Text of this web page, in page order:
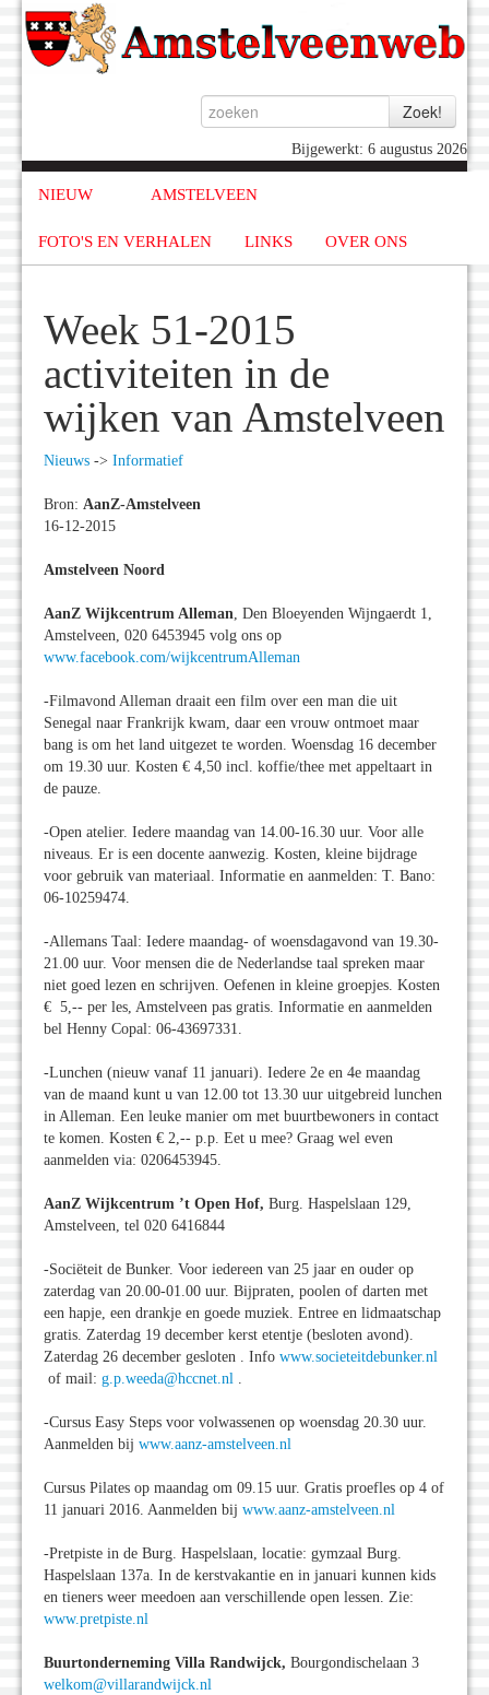
Bijgewerkt: 6 augustus 2026
NIEUW AMSTELVEEN
FOTO'S EN VERHALEN LINKS OVER ONS
Week 51-2015
activiteiten in de
wijken van Amstelveen
Nieuws -> Informatief
Bron: AanZ-Amstelveen
16-12-2015
Amstelveen Noord
AanZ Wijkcentrum Alleman, Den Bloeyenden Wijngaerdt 1,
Amstelveen, 020 6453945 volg ons op
www.facebook.com/wijkcentrumAlleman
-Filmavond Alleman draait een film over een man die uit
Senegal naar Frankrijk kwam, daar een vrouw ontmoet maar
bang is om het land uitgezet te worden. Woensdag 16 december
om 19.30 uur. Kosten € 4,50 incl. koffie/thee met appeltaart in
de pauze.
-Open atelier. Iedere maandag van 14.00-16.30 uur. Voor alle
niveaus. Er is een docente aanwezig. Kosten, kleine bijdrage
voor gebruik van materiaal. Informatie en aanmelden: T. Bano:
06-10259474.
-Allemans Taal: Iedere maandag- of woensdagavond van 19.30-
21.00 uur. Voor mensen die de Nederlandse taal spreken maar
niet goed lezen en schrijven. Oefenen in kleine groepjes. Kosten
€ 5,-- per les, Amstelveen pas gratis. Informatie en aanmelden
bel Henny Copal: 06-43697331.
-Lunchen (nieuw vanaf 11 januari). Iedere 2e en 4e maandag
van de maand kunt u van 12.00 tot 13.30 uur uitgebreid lunchen
in Alleman. Een leuke manier om met buurtbewoners in contact
te komen. Kosten € 2,-- p.p. Eet u mee? Graag wel even
aanmelden via: 0206453945.
AanZ Wijkcentrum ’t Open Hof, Burg. Haspelslaan 129,
Amstelveen, tel 020 6416844
-Sociëteit de Bunker. Voor iedereen van 25 jaar en ouder op
zaterdag van 20.00-01.00 uur. Bijpraten, poolen of darten met
een hapje, een drankje en goede muziek. Entree en lidmaatschap
gratis. Zaterdag 19 december kerst etentje (besloten avond).
Zaterdag 26 december gesloten . Info www.societeitdebunker.nl
of mail: g.p.weeda@hccnet.nl .
-Cursus Easy Steps voor volwassenen op woensdag 20.30 uur.
Aanmelden bij www.aanz-amstelveen.nl
Cursus Pilates op maandag om 09.15 uur. Gratis proefles op 4 of
11 januari 2016. Aanmelden bij www.aanz-amstelveen.nl
-Pretpiste in de Burg. Haspelslaan, locatie: gymzaal Burg.
Haspelslaan 137a. In de kerstvakantie en in januari kunnen kids
en tieners weer meedoen aan verschillende open lessen. Zie:
www.pretpiste.nl
Buurtonderneming Villa Randwijck, Bourgondischelaan 3
welkom@villarandwijck.nl